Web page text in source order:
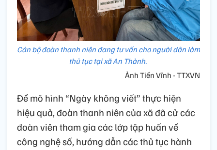
Cán bộ đoàn thanh niên đang tư vấn cho người dân làm
thủ tục tại xã An Thành.
Ảnh Tiến Vĩnh - TTXVN
Để mô hình “Ngày không viết” thực hiện
hiệu quả, đoàn thanh niên của xã đã cử các
đoàn viên tham gia các lớp tập huấn về
công nghệ số, hướng dẫn các thủ tục hành